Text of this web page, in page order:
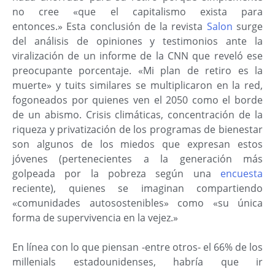
no cree «que el capitalismo exista para
entonces.» Esta conclusión de la revista Salon surge
del análisis de opiniones y testimonios ante la
viralización de un informe de la CNN que reveló ese
preocupante porcentaje. «Mi plan de retiro es la
muerte» y tuits similares se multiplicaron en la red,
fogoneados por quienes ven el 2050 como el borde
de un abismo. Crisis climáticas, concentración de la
riqueza y privatización de los programas de bienestar
son algunos de los miedos que expresan estos
jóvenes (pertenecientes a la generación más
golpeada por la pobreza según una encuesta
reciente), quienes se imaginan compartiendo
«comunidades autosostenibles» como «su única
forma de supervivencia en la vejez.»
En línea con lo que piensan -entre otros- el 66% de los
millenials estadounidenses, habría que ir